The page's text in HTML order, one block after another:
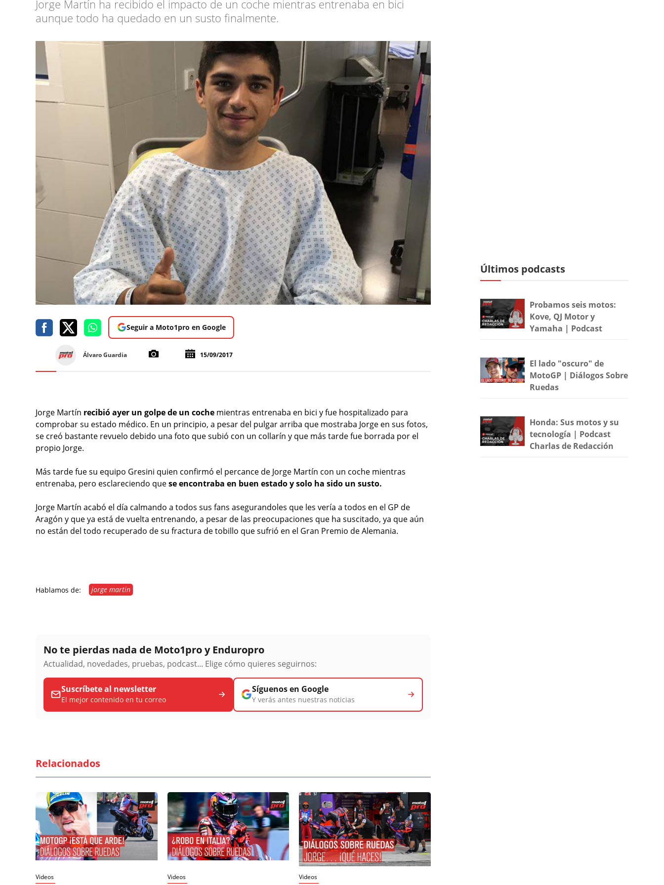
Jorge Martín ha recibido el impacto de un coche mientras entrenaba en bici
aunque todo ha quedado en un susto finalmente.
Seguir a Moto1pro en Google
Álvaro Guardia 15/09/2017
Jorge Martín recibió ayer un golpe de un coche mientras entrenaba en bici y fue hospitalizado para
comprobar su estado médico. En un principio, a pesar del pulgar arriba que mostraba Jorge en sus fotos,
se creó bastante revuelo debido una foto que subió con un collarín y que más tarde fue borrada por el
propio Jorge.
Más tarde fue su equipo Gresini quien confirmó el percance de Jorge Martín con un coche mientras
entrenaba, pero esclareciendo quese encontraba en buen estado y solo ha sido un susto.
Jorge Martín acabó el día calmando a todos sus fans asegurandoles que les vería a todos en el GP de
Aragón y que ya está de vuelta entrenando, a pesar de las preocupaciones que ha suscitado, ya que aún
no están del todo recuperado de su fractura de tobillo que sufrió en el Gran Premio de Alemania.
Hablamos de: jorge martin
No te pierdas nada de Moto1pro y Enduropro
Actualidad, novedades, pruebas, podcast... Elige cómo quieres seguirnos:
Suscríbete al newsletter
El mejor contenido en tu correo
Síguenos en Google
Y verás antes nuestras noticias
Relacionados
Videos Videos Videos
Últimos podcasts
Probamos seis motos:
Kove, QJ Motor y
Yamaha | Podcast
El lado "oscuro" de
MotoGP | Diálogos Sobre
Ruedas
Honda: Sus motos y su
tecnología | Podcast
Charlas de Redacción